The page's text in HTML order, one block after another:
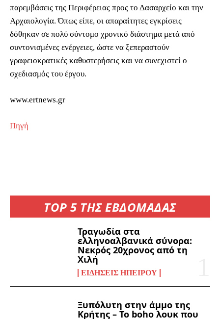
TOP 5 ΤΗΣ ΕΒΔΟΜΑΔΑΣ
Τραγωδία στα
ελληνοαλβανικά σύνορα:
Νεκρός 20χρονος από τη
Χιλή
ΕΙΔΉΣΕΙΣ ΗΠΕΊΡΟΥ
Ξυπόλυτη στην άμμο της
Κρήτης – Το boho λουκ που
παρεμβάσεις της Περιφέρειας προς το Δασαρχείο και την
Αρχαιολογία. Όπως είπε, οι απαραίτητες εγκρίσεις
δόθηκαν σε πολύ σύντομο χρονικό διάστημα μετά από
συντονισμένες ενέργειες, ώστε να ξεπεραστούν
γραφειοκρατικές καθυστερήσεις και να συνεχιστεί ο
σχεδιασμός του έργου.
www.ertnews.gr
Πηγή